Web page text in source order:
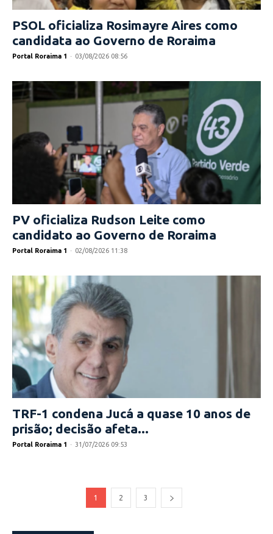
PSOL oficializa Rosimayre Aires como
candidata ao Governo de Roraima
Portal Roraima 1 - 03/08/2026 08:56
PV oficializa Rudson Leite como
candidato ao Governo de Roraima
Portal Roraima 1 - 02/08/2026 11:38
TRF-1 condena Jucá a quase 10 anos de
prisão; decisão afeta...
Portal Roraima 1 - 31/07/2026 09:53
1 2 3